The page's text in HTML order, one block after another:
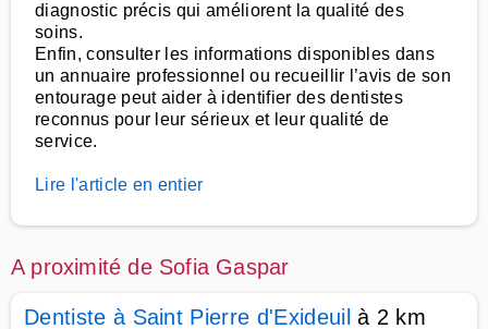
diagnostic précis qui améliorent la qualité des
soins.
Enfin, consulter les informations disponibles dans
un annuaire professionnel ou recueillir l’avis de son
entourage peut aider à identifier des dentistes
reconnus pour leur sérieux et leur qualité de
service.
Lire l'article en entier
A proximité de Sofia Gaspar
Dentiste à Saint Pierre d'Exideuil à 2 km